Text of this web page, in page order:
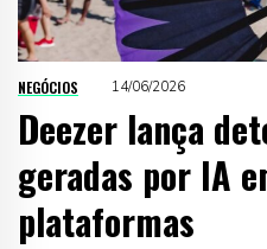
NEGÓCIOS 14/06/2026
Deezer lança
geradas por IA
plataformas